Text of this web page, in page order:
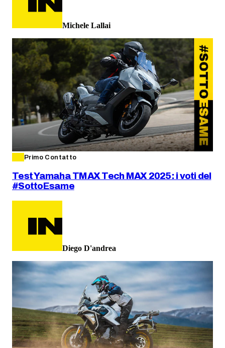
Michele Lallai
Primo Contatto
Test Yamaha TMAX Tech MAX 2025: i voti del
#SottoEsame
Diego D'andrea